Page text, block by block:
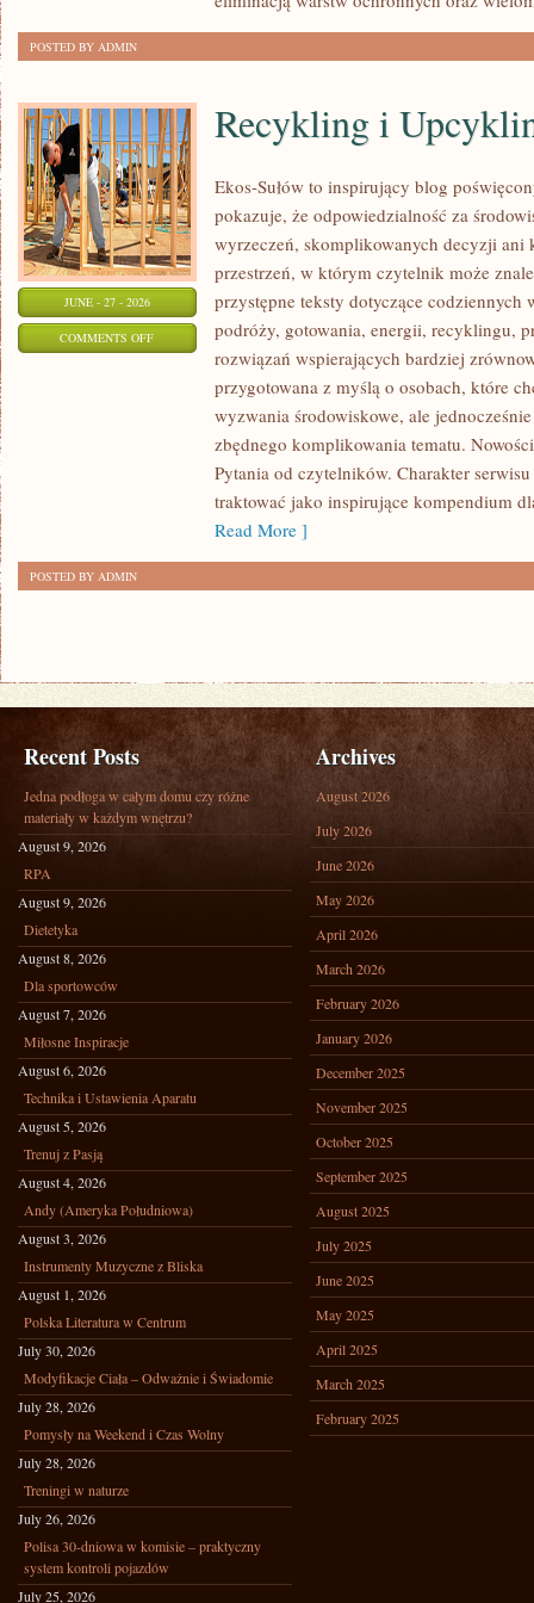
POSTED BY ADMIN
JUNE - 27 - 2026
COMMENTS OFFON
RECYKLING
UPCYKLING
Recykling i
Ekos-Sułów to inspirujący blog
pokazuje, że odpowiedzialność za
wyrzeczeń, skomplikowanych decyzji ani
przestrzeń, w którym czytelnik może
przystępne teksty dotyczące
podróży, gotowania, energii, recyklingu,
rozwiązań wspierających bardziej
przygotowana z myślą o osobach, które
wyzwania środowiskowe, ale
zbędnego komplikowania tematu.
Pytania od czytelników. Charakter
traktować jako inspirujące kompendium
Read More ]
POSTED BY ADMIN
Recent Posts
Jedna podłoga w całym domu czy różne
materiały w każdym wnętrzu?
August 9, 2026
RPA
August 9, 2026
Dietetyka
August 8, 2026
Dla sportowców
August 7, 2026
Miłosne Inspiracje
August 6, 2026
Technika i Ustawienia Aparatu
August 5, 2026
Trenuj z Pasją
August 4, 2026
Andy (Ameryka Południowa)
August 3, 2026
Instrumenty Muzyczne z Bliska
August 1, 2026
Polska Literatura w Centrum
July 30, 2026
Modyfikacje Ciała – Odważnie i Świadomie
July 28, 2026
Pomysły na Weekend i Czas Wolny
July 28, 2026
Treningi w naturze
July 26, 2026
Polisa 30-dniowa w komisie – praktyczny
system kontroli pojazdów
July 25, 2026
Archives
August 2026
July 2026
June 2026
May 2026
April 2026
March 2026
February 2026
January 2026
December 2025
November 2025
October 2025
September 2025
August 2025
July 2025
June 2025
May 2025
April 2025
March 2025
February 2025